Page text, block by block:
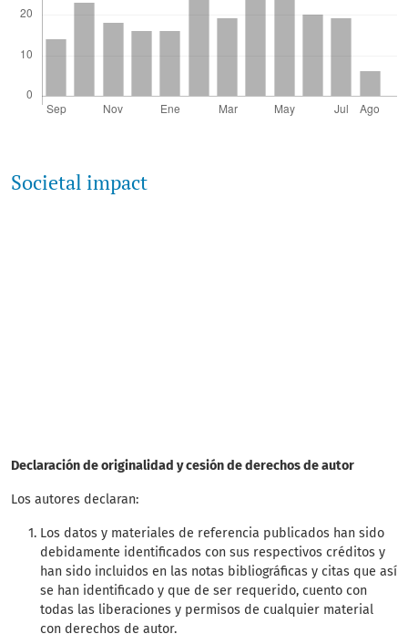
Societal impact
Declaración de originalidad y cesión de derechos de autor
Los autores declaran:
Los datos y materiales de referencia publicados han sido
debidamente identificados con sus respectivos créditos y
han sido incluidos en las notas bibliográficas y citas que así
se han identificado y que de ser requerido, cuento con
todas las liberaciones y permisos de cualquier material
con derechos de autor.